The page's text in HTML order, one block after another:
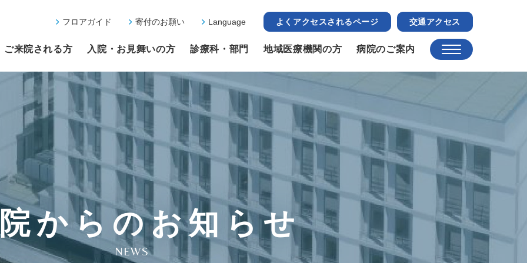
フロアガイド 寄付のお願い Language よくアクセスされるページ 交通アクセス
ご来院される方 入院・お見舞いの方 診療科・部門 地域医療機関の方 病院のご案内
からのお知らせ
NEWS